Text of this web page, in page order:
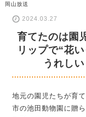
岡山放送
2024.03.27
育てたのは園
リップで“花
うれし
地元の園児たちが育
市の池田動物園に贈